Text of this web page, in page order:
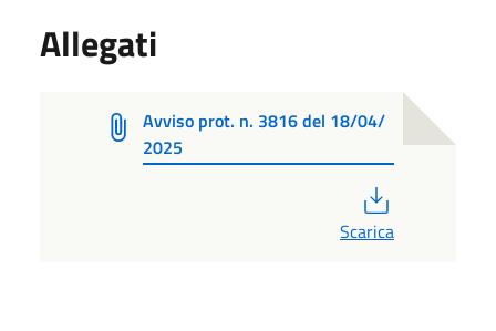
Allegati
Avviso prot. n. 3816 del 18/04/
2025
Scarica